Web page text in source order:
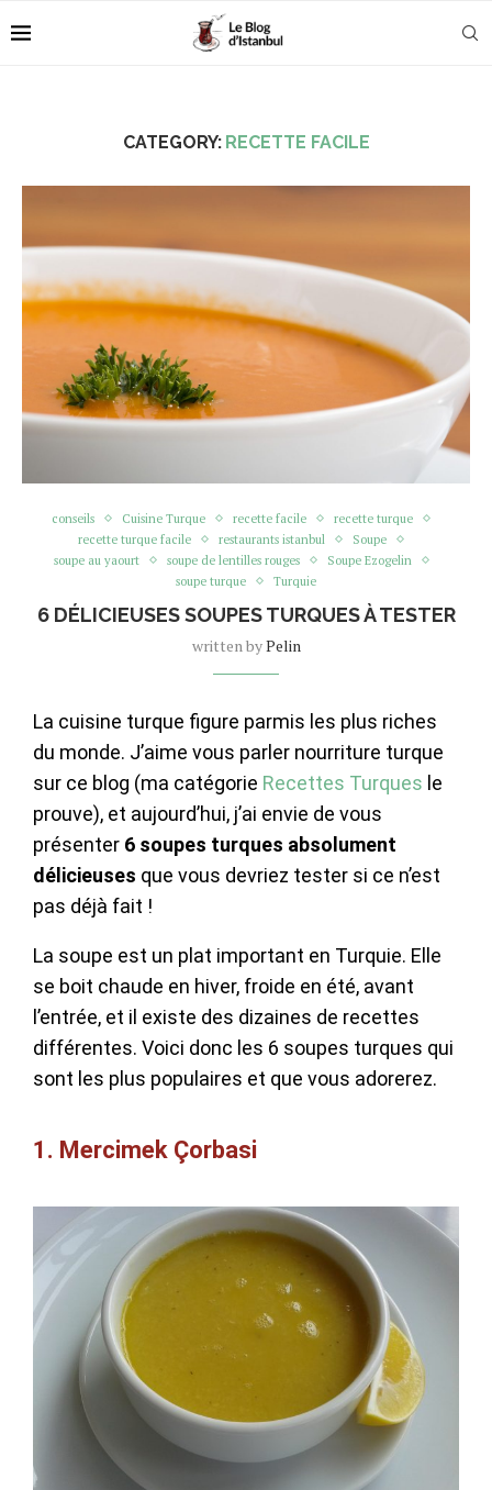
CATEGORY: RECETTE FACILE
conseils Cuisine Turque recette facile
recette turque
recette turque facile
restaurants istanbul
Soupe
soupe au yaourt
soupe de lentilles rouges
Soupe Ezogelin
soupe turque
Turquie
6 DÉLICIEUSES SOUPES TURQUES À TESTER
written byPelin
La cuisine turque figure parmis les plus riches
du monde. J’aime vous parler nourriture turque
sur ce blog (ma catégorie Recettes Turques le
prouve), et aujourd’hui, j’ai envie de vous
présenter 6 soupes turques absolument
délicieuses que vous devriez tester si ce n’est
pas déjà fait !
La soupe est un plat important en Turquie. Elle
se boit chaude en hiver, froide en été, avant
l’entrée, et il existe des dizaines de recettes
différentes. Voici donc les 6 soupes turques qui
sont les plus populaires et que vous adorerez.
1. Mercimek Çorbasi